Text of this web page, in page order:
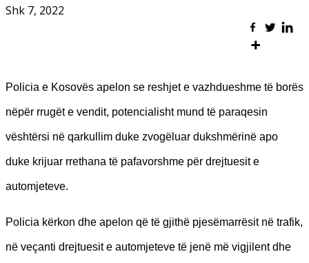
Shk 7, 2022
Policia e Kosovës apelon se reshjet e vazhdueshme të borës
nëpër rrugët e vendit, potencialisht mund të paraqesin
vështërsi në qarkullim duke zvogëluar dukshmërinë apo
duke krijuar rrethana të pafavorshme për drejtuesit e
automjeteve.
Policia kërkon dhe apelon që të gjithë pjesëmarrësit në trafik,
në veçanti drejtuesit e automjeteve të jenë më vigjilent dhe